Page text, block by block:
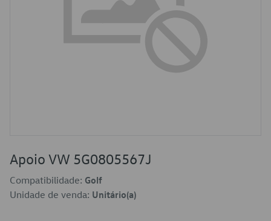
Apoio VW 5G0805567J
Compatibilidade: Golf
Unidade de venda: Unitário(a)